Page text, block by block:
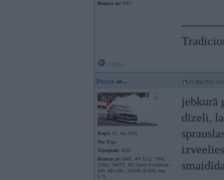
Braucu ar: NS7
Puxxx 21. Mar 2013,
Kopš: 01. Jul 2005
No: Rīga
Ziņojumi: 4205
Braucu ar: 840i, e61 LCI, 740d,
328is, 344TT, M3 Sport Evolution -
e30: M5 e39 ; GANG BANG bus
5.7l
jebkurā
dīzeli,